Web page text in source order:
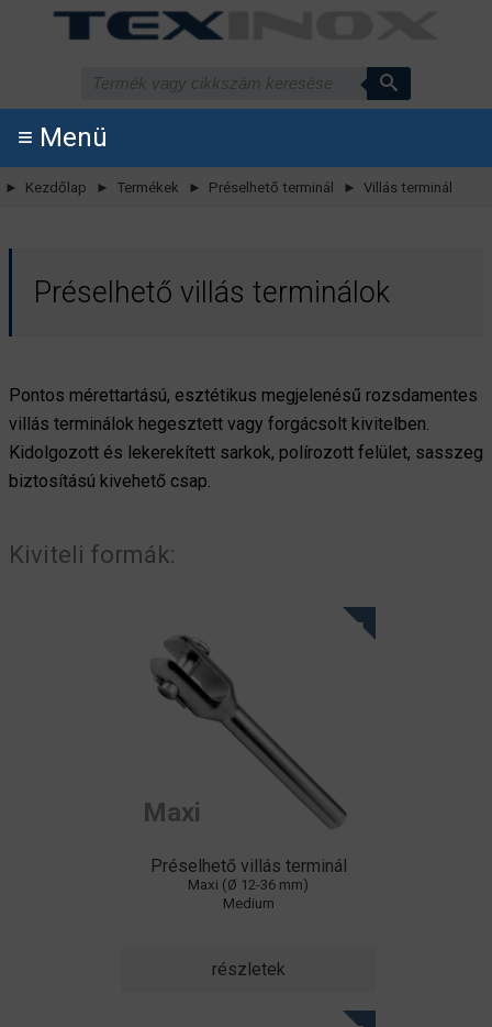
≡ Menü
► Kezdőlap ► Termékek ► Préselhető terminál ► Villás terminál
Préselhető villás terminálok
Pontos mérettartású, esztétikus megjelenésű rozsdamentes
villás terminálok hegesztett vagy forgácsolt kivitelben.
Kidolgozott és lekerekített sarkok, polírozott felület, sasszeg
biztosítású kivehető csap.
Kiviteli formák:
Maxi
Préselhető villás terminál
Maxi (Ø 12-36 mm)
Medium
részletek